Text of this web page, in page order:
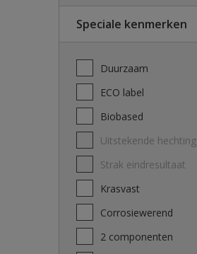
Speciale kenmerken
Duurzaam
ECO label
Biobased
Uitstekende hechting
Strak eindresultaat
Krasvast
Corrosiewerend
2 componenten